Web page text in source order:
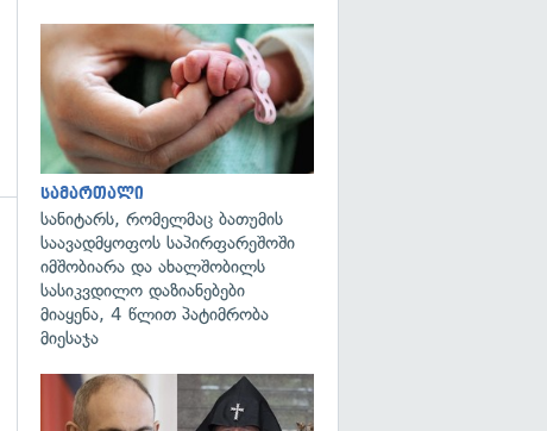
სამართალი
სანიტარს, რომელმაც ბათუმის
საავადმყოფოს საპირფარეშოში
იმშობიარა და ახალშობილს
სასიკვდილო დაზიანებები
მიაყენა, 4 წლით პატიმრობა
მიესაჯა